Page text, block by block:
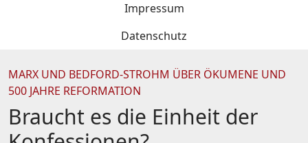
Impressum
Datenschutz
MARX UND BEDFORD-STROHM ÜBER ÖKUMENE UND
500 JAHRE REFORMATION
Braucht es die Einheit der